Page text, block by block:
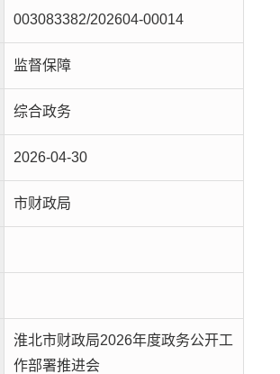
003083382/202604-00014
监督保障
综合政务
2026-04-30
市财政局
淮北市财政局2026年度政务公开工
作部署推进会